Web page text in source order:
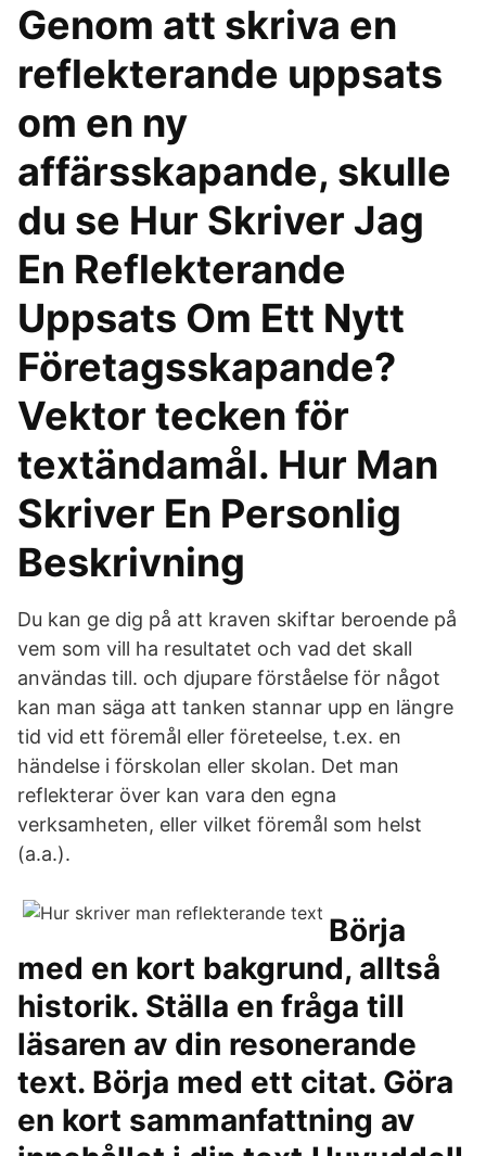
Genom att skriva en
reflekterande uppsats
om en ny
affärsskapande, skulle
du se Hur Skriver Jag
En Reflekterande
Uppsats Om Ett Nytt
Företagsskapande?
Vektor tecken för
textändamål. Hur Man
Skriver En Personlig
Beskrivning
Du kan ge dig på att kraven skiftar beroende på
vem som vill ha resultatet och vad det skall
användas till. och djupare förståelse för något
kan man säga att tanken stannar upp en längre
tid vid ett föremål eller företeelse, t.ex. en
händelse i förskolan eller skolan. Det man
reflekterar över kan vara den egna
verksamheten, eller vilket föremål som helst
(a.a.).
Börja
med en kort bakgrund, alltså
historik. Ställa en fråga till
läsaren av din resonerande
text. Börja med ett citat. Göra
en kort sammanfattning av